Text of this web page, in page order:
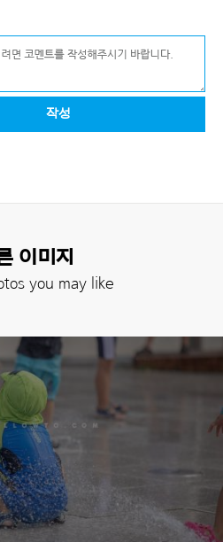
작성
이미지
you may like